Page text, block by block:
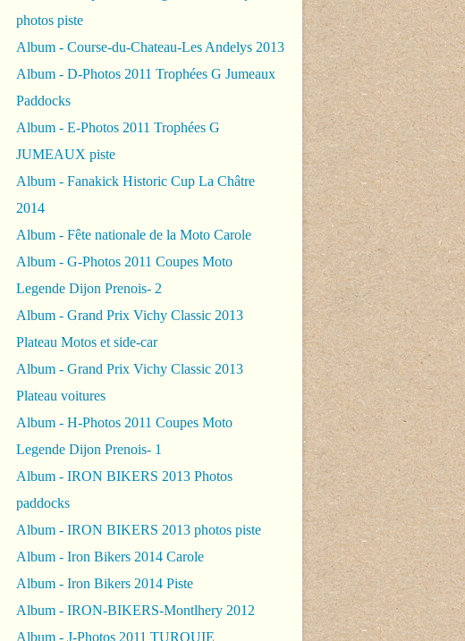
photos piste
Album - Course-du-Chateau-Les Andelys 2013
Album - D-Photos 2011 Trophées G Jumeaux
Paddocks
Album - E-Photos 2011 Trophées G
JUMEAUX piste
Album - Fanakick Historic Cup La Châtre
2014
Album - Fête nationale de la Moto Carole
Album - G-Photos 2011 Coupes Moto
Legende Dijon Prenois- 2
Album - Grand Prix Vichy Classic 2013
Plateau Motos et side-car
Album - Grand Prix Vichy Classic 2013
Plateau voitures
Album - H-Photos 2011 Coupes Moto
Legende Dijon Prenois- 1
Album - IRON BIKERS 2013 Photos
paddocks
Album - IRON BIKERS 2013 photos piste
Album - Iron Bikers 2014 Carole
Album - Iron Bikers 2014 Piste
Album - IRON-BIKERS-Montlhery 2012
Album - J-Photos 2011 TURQUIE